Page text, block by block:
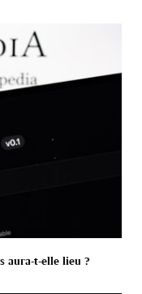
aura-t-elle lieu ?